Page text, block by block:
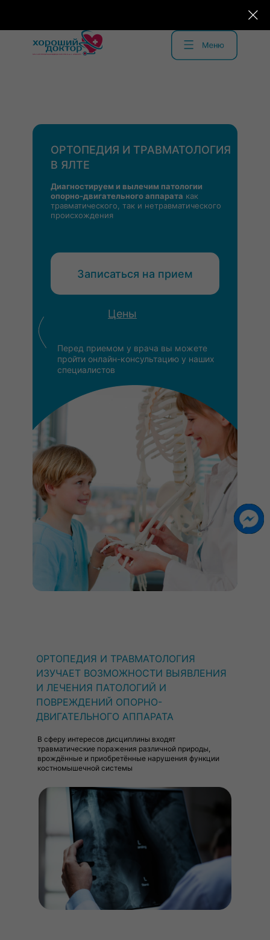
ОРТОПЕДИЯ И ТРАВМАТОЛОГИЯ
В ЯЛТЕ
Диагностируем и вылечим патологии
опорно-двигательного аппарата как
травматического, так и нетравматического
происхождения
Записаться на прием
Перед приемом у врача вы можете
пройти онлайн-консультацию у наших
специалистов
Цены
ОРТОПЕДИЯ И ТРАВМАТОЛОГИЯ
ИЗУЧАЕТ ВОЗМОЖНОСТИ ВЫЯВЛЕНИЯ
И ЛЕЧЕНИЯ ПАТОЛОГИЙ И
ПОВРЕЖДЕНИЙ ОПОРНО-
ДВИГАТЕЛЬНОГО АППАРАТА
В сферу интересов дисциплины входят
травматические поражения различной природы,
врождённые и приобретённые нарушения функции
костномышечной системы